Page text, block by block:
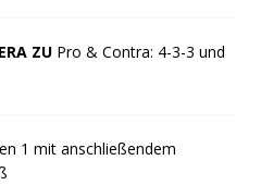
ZU Pro & Contra: 4-3-3 und
1 mit anschließendem